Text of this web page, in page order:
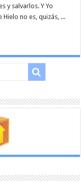
y salvarlos. Y Yo
Hielo no es, quizás, ...